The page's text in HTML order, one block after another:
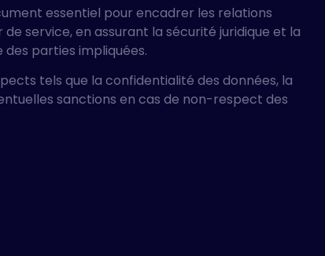
essentiel pour encadrer les relations
service, en assurant la sécurité juridique et la
parties impliquées.
tels que la confidentialité des données, la
sanctions en cas de non-respect des